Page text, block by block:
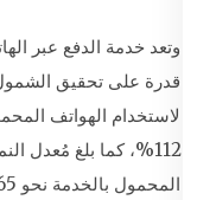
وتعد خدمة الدفع عبر
قدرة على تحقيق
لاستخدام الهواتف
112%، كما بلغ مُعدل